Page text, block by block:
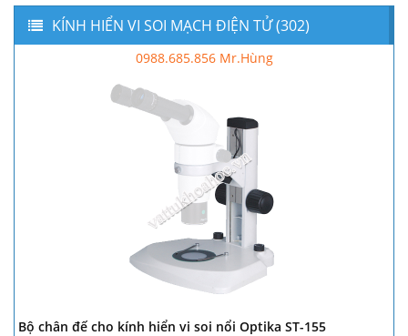
KÍNH HIỂN VI SOI MẠCH ĐIỆN TỬ (302)
0988.685.856 Mr.Hùng
Bộ chân đế cho kính hiển vi soi nổi Optika ST-155